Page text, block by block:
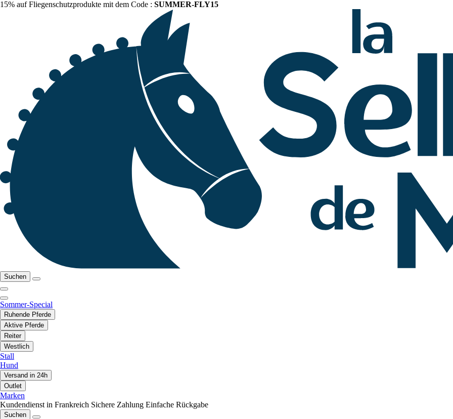
15% auf Fliegenschutzprodukte mit dem Code : SUMMER-FLY15
Suchen
Sommer-Special
Ruhende Pferde
Aktive Pferde
Reiter
Westlich
Stall
Hund
Versand in 24h
Outlet
Marken
Kundendienst in Frankreich Sichere Zahlung Einfache Rückgabe
Suchen